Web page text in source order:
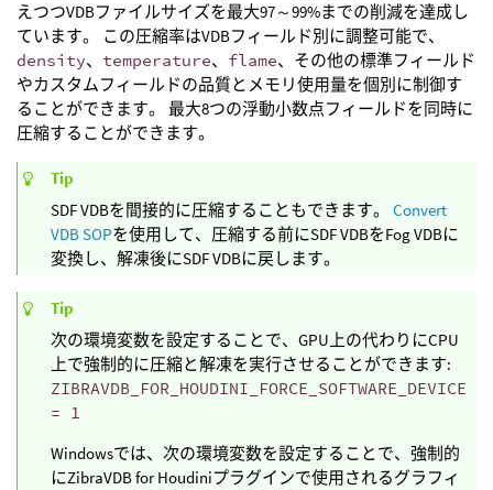
えつつVDBファイルサイズを最大97～99%までの削減を達成し
ています。 この圧縮率はVDBフィールド別に調整可能で、
density、 temperature、 flame、その他の標準フィールド
やカスタムフィールドの品質とメモリ使用量を個別に制御す
ることができます。 最大8つの浮動小数点フィールドを同時に
圧縮することができます。
Tip
SDF VDBを間接的に圧縮することもできます。 Convert
VDB SOPを使用して、圧縮する前にSDF VDBをFog VDBに
変換し、解凍後にSDF VDBに戻します。
Tip
次の環境変数を設定することで、GPU上の代わりにCPU
上で強制的に圧縮と解凍を実行させることができます:
ZIBRAVDB_FOR_HOUDINI_FORCE_SOFTWARE_DEVICE
= 1
Windowsでは、次の環境変数を設定することで、強制的
にZibraVDB for Houdiniプラグインで使用されるグラフィ